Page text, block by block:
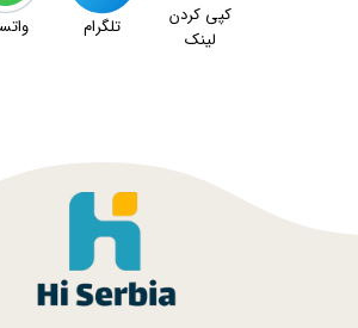
کپی کردن
لینک
تلگرام